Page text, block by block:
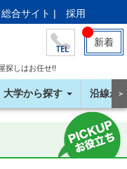
総合サイト | 採用
新着
探しはお任せ!!
大学から探す 沿線か＞